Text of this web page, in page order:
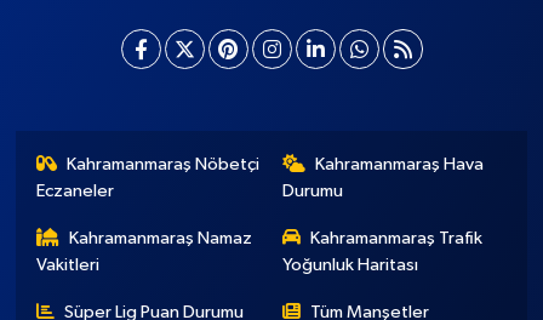
Kahramanmaraş Nöbetçi
Eczaneler
Kahramanmaraş Hava
Durumu
Kahramanmaraş Namaz
Vakitleri
Kahramanmaraş Trafik
Yoğunluk Haritası
Süper Lig Puan Durumu Tüm Manşetler